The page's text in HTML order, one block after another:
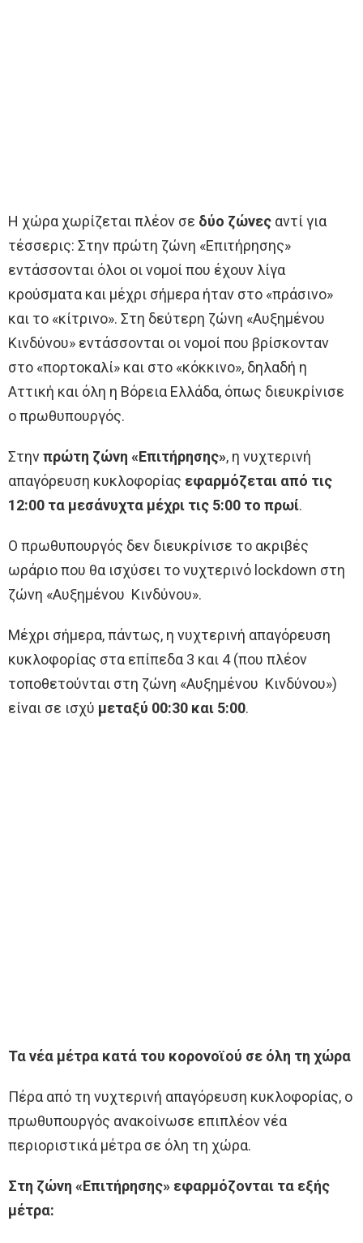
Η χώρα χωρίζεται πλέον σε δύο ζώνες αντί για
τέσσερις: Στην πρώτη ζώνη «Επιτήρησης»
εντάσσονται όλοι οι νομοί που έχουν λίγα
κρούσματα και μέχρι σήμερα ήταν στο «πράσινο»
και το «κίτρινο». Στη δεύτερη ζώνη «Αυξημένου
Κινδύνου» εντάσσονται οι νομοί που βρίσκονταν
στο «πορτοκαλί» και στο «κόκκινο», δηλαδή η
Αττική και όλη η Βόρεια Ελλάδα, όπως διευκρίνισε
ο πρωθυπουργός.
Στηνπρώτη ζώνη «Επιτήρησης», η νυχτερινή
απαγόρευση κυκλοφορίας εφαρμόζεται από τις
12:00 τα μεσάνυχτα μέχρι τις 5:00 το πρωί.
Ο πρωθυπουργός δεν διευκρίνισε το ακριβές
ωράριο που θα ισχύσει το νυχτερινό lockdown στη
ζώνη «Αυξημένου Κινδύνου».
Μέχρι σήμερα, πάντως, η νυχτερινή απαγόρευση
κυκλοφορίας στα επίπεδα 3 και 4 (που πλέον
τοποθετούνται στη ζώνη «Αυξημένου Κινδύνου»)
είναι σε ισχύ μεταξύ 00:30 και 5:00.
Τα νέα μέτρα κατά του κορονοϊού σε όλη τη χώρα
Πέρα από τη νυχτερινή απαγόρευση κυκλοφορίας, ο
πρωθυπουργός ανακοίνωσε επιπλέον νέα
περιοριστικά μέτρα σε όλη τη χώρα.
Στη ζώνη «Επιτήρησης» εφαρμόζονται τα εξής
μέτρα: